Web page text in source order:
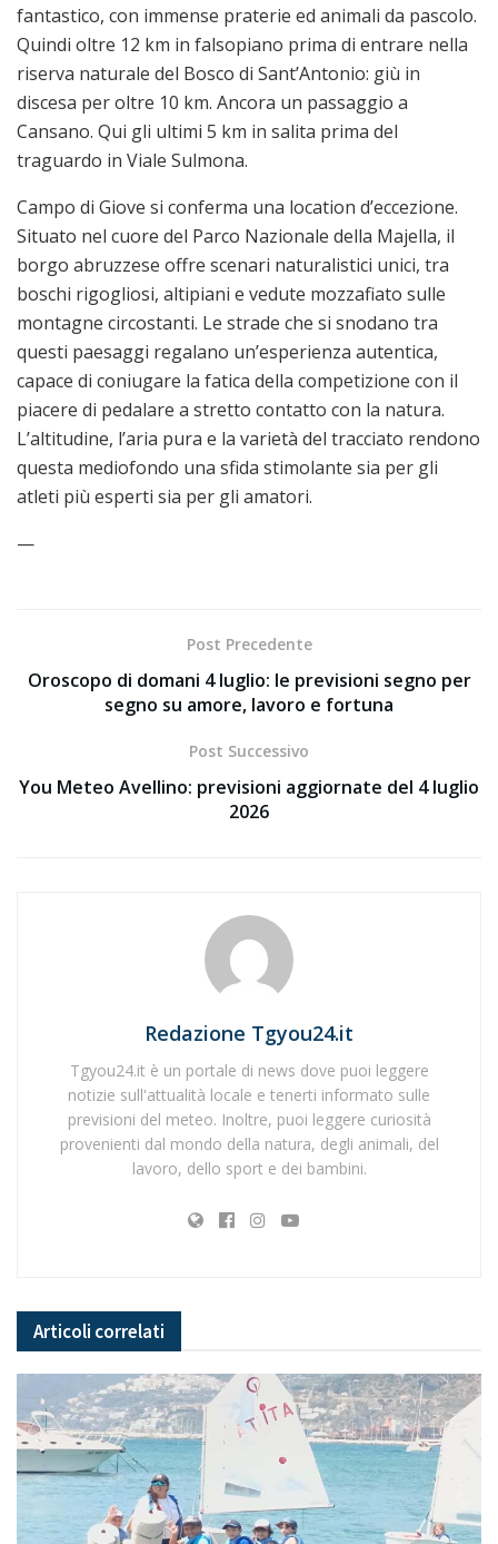
fantastico, con immense praterie ed animali da pascolo.
Quindi oltre 12 km in falsopiano prima di entrare nella
riserva naturale del Bosco di Sant’Antonio: giù in
discesa per oltre 10 km. Ancora un passaggio a
Cansano. Qui gli ultimi 5 km in salita prima del
traguardo in Viale Sulmona.
Campo di Giove si conferma una location d’eccezione.
Situato nel cuore del Parco Nazionale della Majella, il
borgo abruzzese offre scenari naturalistici unici, tra
boschi rigogliosi, altipiani e vedute mozzafiato sulle
montagne circostanti. Le strade che si snodano tra
questi paesaggi regalano un’esperienza autentica,
capace di coniugare la fatica della competizione con il
piacere di pedalare a stretto contatto con la natura.
L’altitudine, l’aria pura e la varietà del tracciato rendono
questa mediofondo una sfida stimolante sia per gli
atleti più esperti sia per gli amatori.
—
Post Precedente
Oroscopo di domani 4 luglio: le previsioni segno per
segno su amore, lavoro e fortuna
Post Successivo
You Meteo Avellino: previsioni aggiornate del 4 luglio
2026
Redazione Tgyou24.it
Tgyou24.it è un portale di news dove puoi leggere
notizie sull'attualità locale e tenerti informato sulle
previsioni del meteo. Inoltre, puoi leggere curiosità
provenienti dal mondo della natura, degli animali, del
lavoro, dello sport e dei bambini.
Articoli correlati